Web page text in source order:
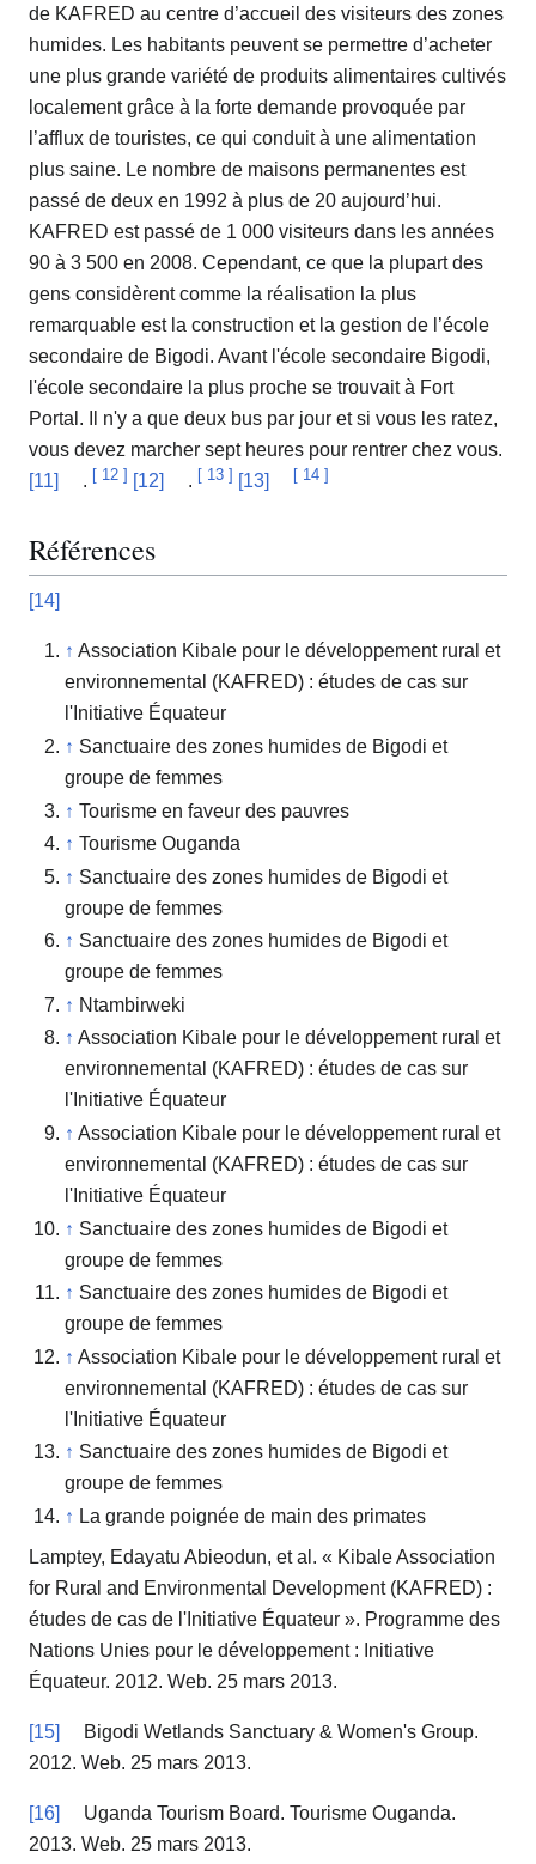
de KAFRED au centre d’accueil des visiteurs des zones
humides. Les habitants peuvent se permettre d’acheter
une plus grande variété de produits alimentaires cultivés
localement grâce à la forte demande provoquée par
l’afflux de touristes, ce qui conduit à une alimentation
plus saine. Le nombre de maisons permanentes est
passé de deux en 1992 à plus de 20 aujourd’hui.
KAFRED est passé de 1 000 visiteurs dans les années
90 à 3 500 en 2008. Cependant, ce que la plupart des
gens considèrent comme la réalisation la plus
remarquable est la construction et la gestion de l’école
secondaire de Bigodi. Avant l'école secondaire Bigodi,
l'école secondaire la plus proche se trouvait à Fort
Portal. Il n'y a que deux bus par jour et si vous les ratez,
vous devez marcher sept heures pour rentrer chez vous.
[11]
. [ 12 ] [12] . [ 13 ] [13] [ 14 ]
Références
[14]
↑ Association Kibale pour le développement rural et
environnemental (KAFRED) : études de cas sur
l'Initiative Équateur
↑ Sanctuaire des zones humides de Bigodi et
groupe de femmes
↑ Tourisme en faveur des pauvres
↑ Tourisme Ouganda
↑ Sanctuaire des zones humides de Bigodi et
groupe de femmes
↑ Sanctuaire des zones humides de Bigodi et
groupe de femmes
↑ Ntambirweki
↑ Association Kibale pour le développement rural et
environnemental (KAFRED) : études de cas sur
l'Initiative Équateur
↑ Association Kibale pour le développement rural et
environnemental (KAFRED) : études de cas sur
l'Initiative Équateur
↑ Sanctuaire des zones humides de Bigodi et
groupe de femmes
↑ Sanctuaire des zones humides de Bigodi et
groupe de femmes
↑ Association Kibale pour le développement rural et
environnemental (KAFRED) : études de cas sur
l'Initiative Équateur
↑ Sanctuaire des zones humides de Bigodi et
groupe de femmes
↑ La grande poignée de main des primates
Lamptey, Edayatu Abieodun, et al. « Kibale Association
for Rural and Environmental Development (KAFRED) :
études de cas de l'Initiative Équateur ». Programme des
Nations Unies pour le développement : Initiative
Équateur. 2012. Web. 25 mars 2013.
[15]
Bigodi Wetlands Sanctuary & Women's Group.
2012. Web. 25 mars 2013.
[16]
Uganda Tourism Board. Tourisme Ouganda.
2013. Web. 25 mars 2013.